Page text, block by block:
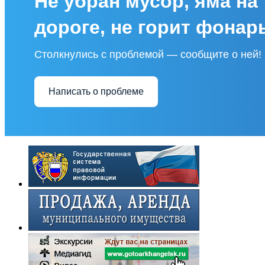
дороге, не горит
Столкнулись с проблемой — сообщите о ней!
Написать о проблеме